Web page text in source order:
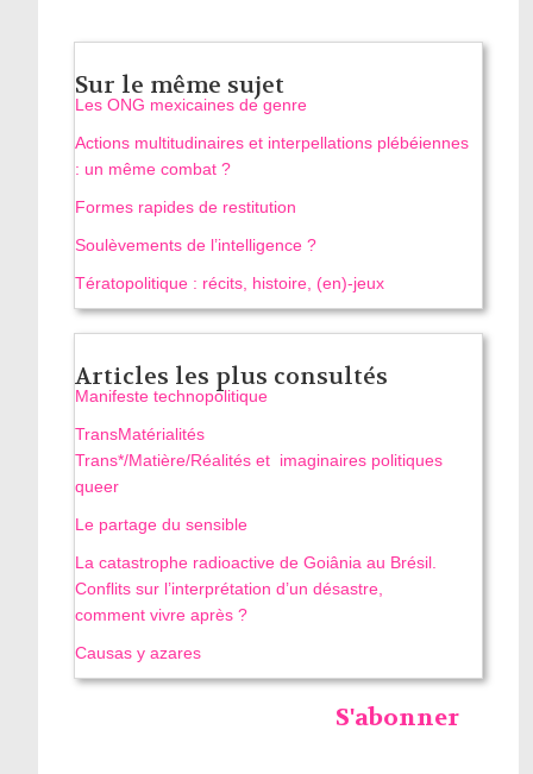
Sur le même sujet
Les ONG mexicaines de genre
Actions multitudinaires et interpellations plébéiennes
: un même combat ?
Formes rapides de restitution
Soulèvements de l’intelligence ?
Tératopolitique : récits, histoire, (en)-jeux
Articles les plus consultés
Manifeste technopolitique
TransMatérialités
Trans*/Matière/Réalités et imaginaires politiques
queer
Le partage du sensible
La catastrophe radioactive de Goiânia au Brésil.
Conflits sur l’interprétation d’un désastre,
comment vivre après ?
Causas y azares
S'abonner